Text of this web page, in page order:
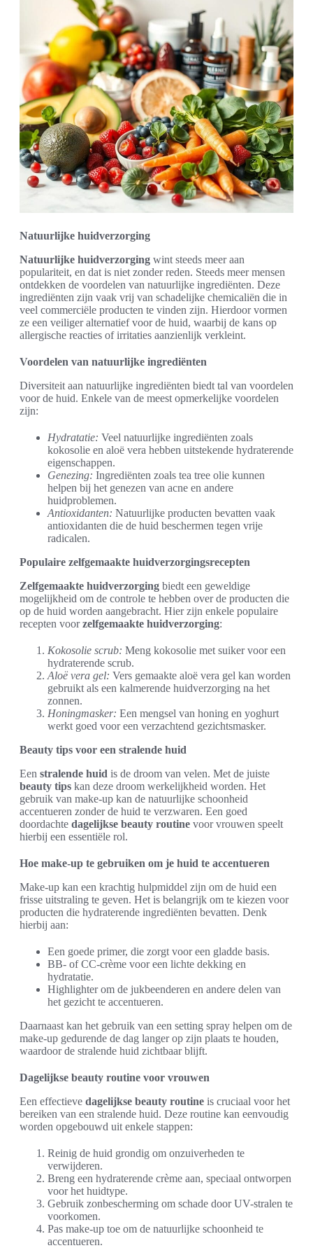
Natuurlijke huidverzorging
Natuurlijke huidverzorging wint steeds meer aan
populariteit, en dat is niet zonder reden. Steeds meer mensen
ontdekken de voordelen van natuurlijke ingrediënten. Deze
ingrediënten zijn vaak vrij van schadelijke chemicaliën die in
veel commerciële producten te vinden zijn. Hierdoor vormen
ze een veiliger alternatief voor de huid, waarbij de kans op
allergische reacties of irritaties aanzienlijk verkleint.
Voordelen van natuurlijke ingrediënten
Diversiteit aan natuurlijke ingrediënten biedt tal van voordelen
voor de huid. Enkele van de meest opmerkelijke voordelen
zijn:
Hydratatie: Veel natuurlijke ingrediënten zoals
kokosolie en aloë vera hebben uitstekende hydraterende
eigenschappen.
Genezing: Ingrediënten zoals tea tree olie kunnen
helpen bij het genezen van acne en andere
huidproblemen.
Antioxidanten: Natuurlijke producten bevatten vaak
antioxidanten die de huid beschermen tegen vrije
radicalen.
Populaire zelfgemaakte huidverzorgingsrecepten
Zelfgemaakte huidverzorging biedt een geweldige
mogelijkheid om de controle te hebben over de producten die
op de huid worden aangebracht. Hier zijn enkele populaire
recepten voorzelfgemaakte huidverzorging:
Kokosolie scrub: Meng kokosolie met suiker voor een
hydraterende scrub.
Aloë vera gel: Vers gemaakte aloë vera gel kan worden
gebruikt als een kalmerende huidverzorging na het
zonnen.
Honingmasker: Een mengsel van honing en yoghurt
werkt goed voor een verzachtend gezichtsmasker.
Beauty tips voor een stralende huid
Een stralende huid is de droom van velen. Met de juiste
beauty tips kan deze droom werkelijkheid worden. Het
gebruik van make-up kan de natuurlijke schoonheid
accentueren zonder de huid te verzwaren. Een goed
doordachte dagelijkse beauty routine voor vrouwen speelt
hierbij een essentiële rol.
Hoe make-up te gebruiken om je huid te accentueren
Make-up kan een krachtig hulpmiddel zijn om de huid een
frisse uitstraling te geven. Het is belangrijk om te kiezen voor
producten die hydraterende ingrediënten bevatten. Denk
hierbij aan:
Een goede primer, die zorgt voor een gladde basis.
BB- of CC-crème voor een lichte dekking en
hydratatie.
Highlighter om de jukbeenderen en andere delen van
het gezicht te accentueren.
Daarnaast kan het gebruik van een setting spray helpen om de
make-up gedurende de dag langer op zijn plaats te houden,
waardoor de stralende huid zichtbaar blijft.
Dagelijkse beauty routine voor vrouwen
Een effectieve dagelijkse beauty routine is cruciaal voor het
bereiken van een stralende huid. Deze routine kan eenvoudig
worden opgebouwd uit enkele stappen:
Reinig de huid grondig om onzuiverheden te
verwijderen.
Breng een hydraterende crème aan, speciaal ontworpen
voor het huidtype.
Gebruik zonbescherming om schade door UV-stralen te
voorkomen.
Pas make-up toe om de natuurlijke schoonheid te
accentueren.